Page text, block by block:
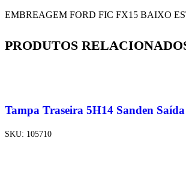
EMBREAGEM FORD FIC FX15 BAIXO
PRODUTOS
Tampa Traseira 5H14 Sanden
SKU: 105710